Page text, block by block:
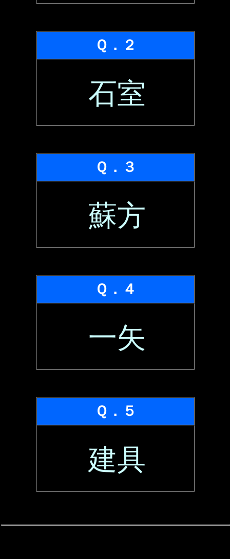
Ｑ．２
石室
Ｑ．３
蘇方
Ｑ．４
一矢
Ｑ．５
建具